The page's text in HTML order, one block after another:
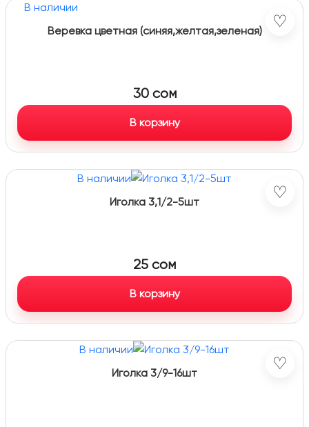
В наличии
♡
Веревка цветная (синяя,желтая,зеленая)
30 сом
В корзину
В наличии
♡
Иголка 3,1/2-5шт
25 сом
В корзину
В наличии
♡
Иголка 3/9-16шт